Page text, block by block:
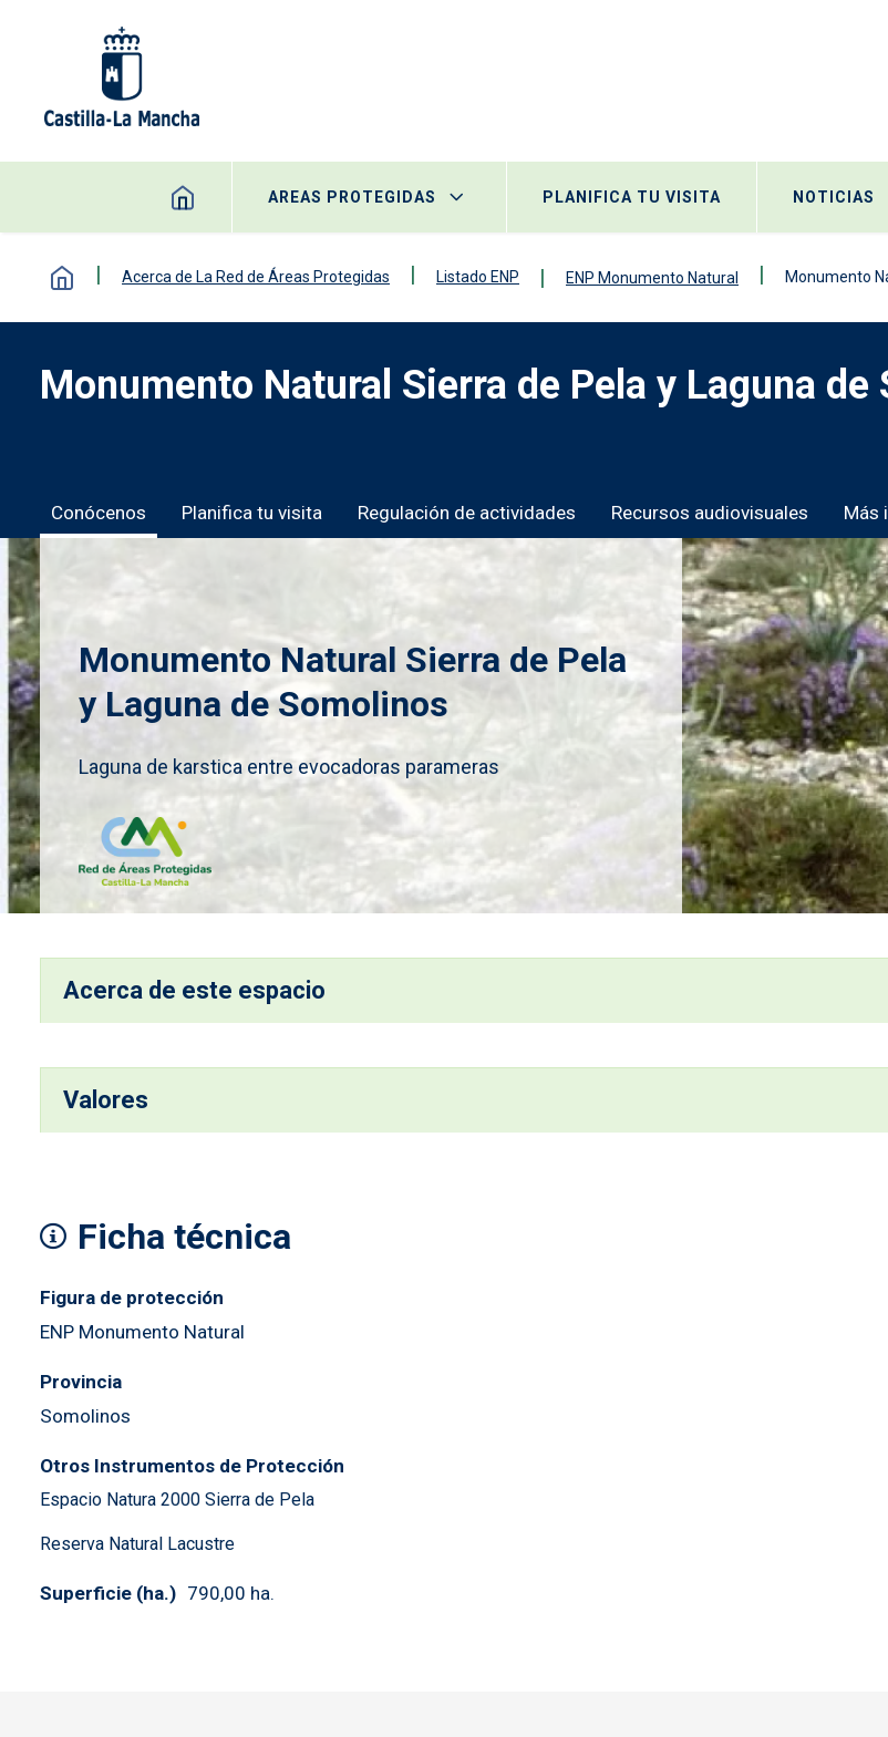
AREAS PROTEGIDAS PLANIFICA TU VISITA NOTICIAS
Acerca de La Red de Áreas Protegidas Listado ENP ENP Monumento Natural Monumento
Monumento Natural Sierra de Pela y Laguna de
Conócenos Planifica tu visita Regulación de actividades Recursos audiovisuales Más
Monumento Natural Sierra de Pela
y Laguna de Somolinos
Laguna de karstica entre evocadoras parameras
Acerca de este espacio
Valores
Ficha técnica
Figura de protección
ENP Monumento Natural
Provincia
Somolinos
Otros Instrumentos de Protección
Espacio Natura 2000 Sierra de Pela
Reserva Natural Lacustre
Superficie (ha.) 790,00 ha.